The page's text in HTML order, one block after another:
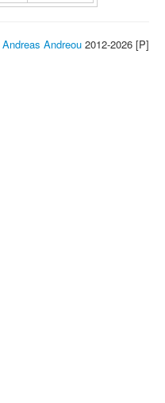
Andreas Andreou 2012-2026 [P]